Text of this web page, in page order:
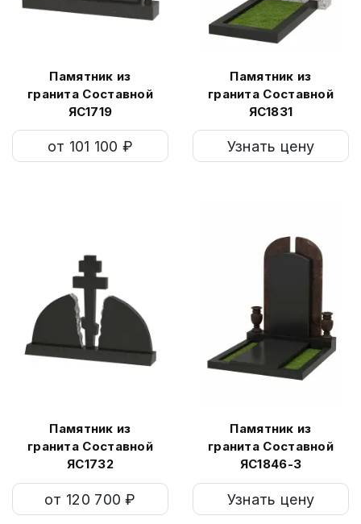
Памятник из
гранита Составной
ЯС1719
от 101 100 ₽
Памятник из
гранита Составной
ЯС1831
Узнать цену
Памятник из
гранита Составной
ЯС1732
от 120 700 ₽
Памятник из
гранита Составной
ЯС1846-3
Узнать цену